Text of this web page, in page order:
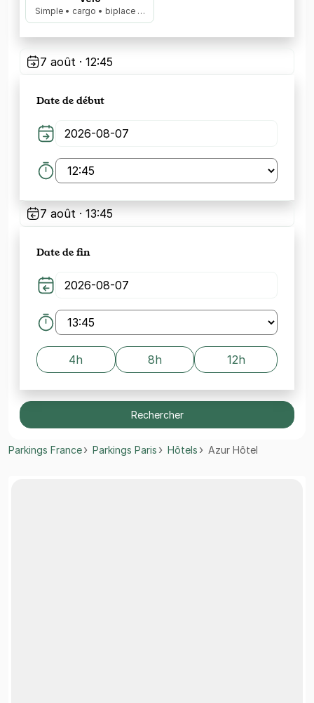
Simple • cargo • biplace …
7 août · 12:45
Date de début
7 août · 13:45
Date de fin
4h 8h 12h
Rechercher
Parkings France Parkings Paris Hôtels Azur Hôtel